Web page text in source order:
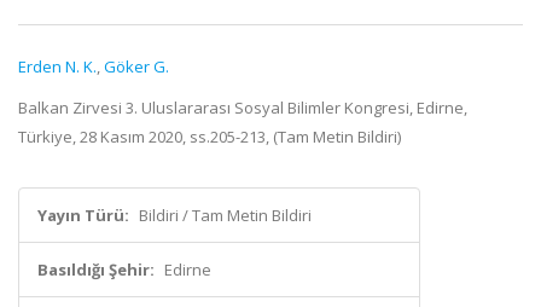
Erden N. K.,Göker G.
Balkan Zirvesi 3. Uluslararası Sosyal Bilimler Kongresi, Edirne,
Türkiye, 28 Kasım 2020, ss.205-213, (Tam Metin Bildiri)
Yayın Türü: Bildiri / Tam Metin Bildiri
Basıldığı Şehir: Edirne